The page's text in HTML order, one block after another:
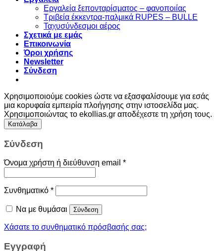
Εργαλεία ξεπονταρίσματος – φανοποιίας
Τριβεία έκκεντρα-παλμικά RUPES – BULLE
Ταχυσύνδεσμοι αέρος
Σχετικά με εμάς
Επικοινωνία
Όροι χρήσης
Newsletter
Σύνδεση
Χρησιμοποιούμε cookies ώστε να εξασφαλίσουμε για εσάς
μια κορυφαία εμπειρία πλοήγησης στην ιστοσελίδα μας.
Χρησιμοποιώντας το ekollias.gr αποδέχεστε τη χρήση τους.
Κατάλαβα
Σύνδεση
Όνομα χρήστη ή διεύθυνση email *
Συνθηματικό *
Να με θυμάσαι Σύνδεση
Χάσατε το συνθηματικό πρόσβασής σας;
Εγγραφή